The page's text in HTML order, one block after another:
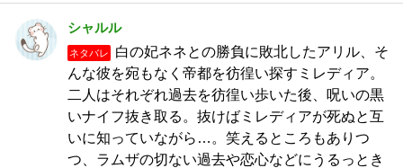
シャルル
ネタバレ
白の妃ネネとの勝負に敗北したアリル、そ
んな彼を宛もなく帝都を彷徨い探すミレディア。
二人はそれぞれ過去を彷徨い歩いた後、呪いの黒
いナイフ抜き取る。抜けばミレディアが死ぬと互
いに知っていながら…。笑えるところもありつ
つ、ラムザの切ない過去や恋心などにうるっとき